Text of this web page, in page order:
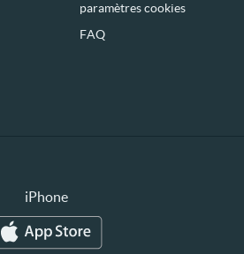
paramètres cookies
FAQ
iPhone